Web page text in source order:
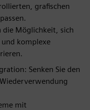
grafischen
die Möglichkeit, sich
komplexe
Senken Sie den
mit